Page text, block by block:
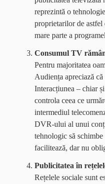
reprezintă o
proprietarilor de astfel
mare parte a
Consumul TV
Pentru majoritatea
Audiența apreciază
Interacțiunea – chiar
controla ceea ce
intermediul
DVR-ului al unui
tehnologic să
facilitează, dar nu
Publicitatea în
Rețelele sociale sunt